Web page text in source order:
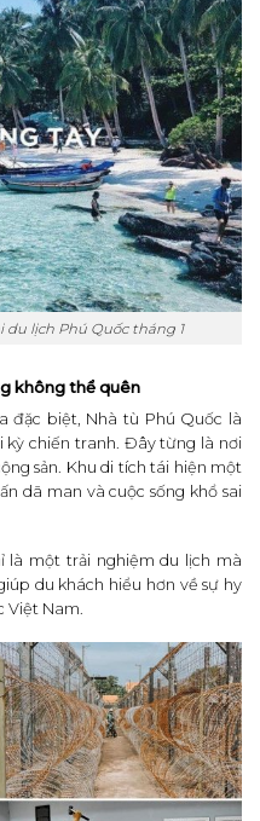
du lịch Phú Quốc tháng 1
không thể quên
đặc biệt, Nhà tù Phú Quốc là
kỳ chiến tranh. Đây từng là nơi
sản. Khu di tích tái hiện một
dã man và cuộc sống khổ sai
là một trải nghiệm du lịch mà
du khách hiểu hơn về sự hy
Việt Nam.